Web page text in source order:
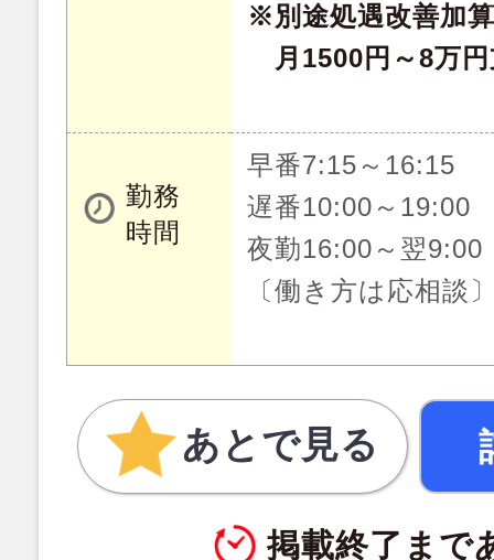
※別途処遇改善加
月1500円～8万円
勤務
時間
早番7:15～16:15
遅番10:00～19:00
夜勤16:00～翌9:00
〔働き方は応相談
あとで見る
掲載終了まで